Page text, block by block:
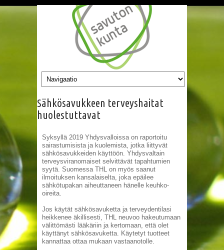
Hyppää pääsisältöön
Sähkösavukkeen terveyshaitat
huolestuttavat
Syksyllä 2019 Yhdysvalloissa on raportoitu
sairastumisista ja kuolemista, jotka liittyvät
sähkösavukkeiden käyttöön. Yhdysvaltain
terveysviranomaiset selvittävät tapahtumien
syytä. Suomessa THL on myös saanut
ilmoituksen kansalaiselta, joka epäilee
sähkötupakan aiheuttaneen hänelle keuhko-
oireita.
Jos käytät sähkösavuketta ja terveydentilasi
heikkenee äkillisesti, THL neuvoo hakeutumaan
välittömästi lääkäriin ja kertomaan, että olet
käyttänyt sähkösavuketta. Käytetyt tuotteet
kannattaa ottaa mukaan vastaanotolle.